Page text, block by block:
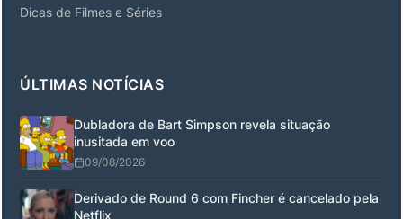
Dicas de Filmes e Séries
ÚLTIMAS NOTÍCIAS
Dubladora de Bart Simpson revela situação
inusitada em voo
09/08/2026
Derivado de Round 6 com Fincher é cancelado pela
Netflix